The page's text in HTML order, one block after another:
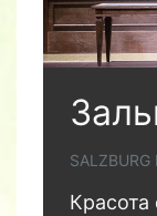
SALZBURG